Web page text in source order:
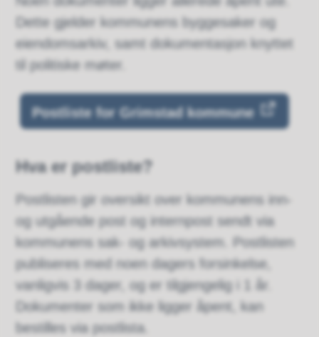
Dette gjelder kommunens byggesaker og
eiendomsarkiv, samt dokumentasjon knyttet
til politiske møter.
Postliste for Grimstad kommune
Hva er postliste?
Postlisten gir oversikt over kommunens inn-
og utgående post og internpost sendt via
kommunens sak- og arkivsystem. Postlisten
publiseres med noen dagers forsinkelse,
vanligvis 3 dager, og er tilgjengelig i 1 år.
Dokumenter som ikke ligger åpent, kan
bestilles via postlista.